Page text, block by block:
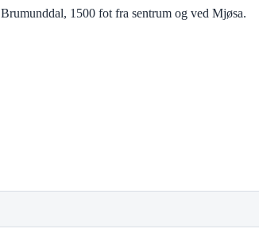
1500 fot fra sentrum og ved Mjøsa.